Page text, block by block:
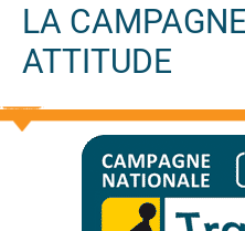
LA
ATTITUDE